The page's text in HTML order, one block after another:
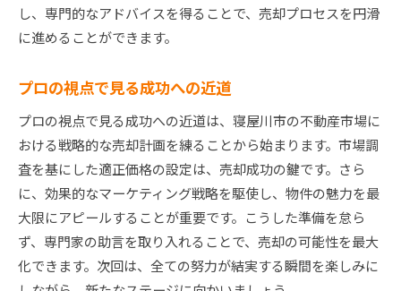
し、専門的なアドバイスを得ることで、売却プロセスを円滑
に進めることができます。
プロの視点で見る成功への近道
プロの視点で見る成功への近道は、寝屋川市の不動産市場に
おける戦略的な売却計画を練ることから始まります。市場調
査を基にした適正価格の設定は、売却成功の鍵です。さら
に、効果的なマーケティング戦略を駆使し、物件の魅力を最
大限にアピールすることが重要です。こうした準備を怠ら
ず、専門家の助言を取り入れることで、売却の可能性を最大
化できます。次回は、全ての努力が結実する瞬間を楽しみに